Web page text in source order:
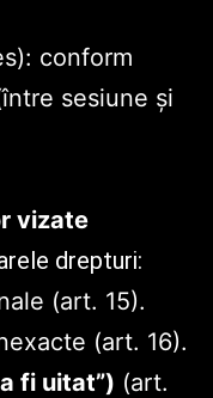
conform
sesiune și
vizate
drepturi:
(art. 15).
(art. 16).
fi uitat”) (art.